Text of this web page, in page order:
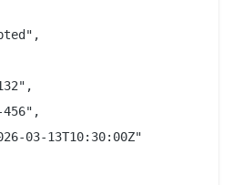
03-13T10:30:00Z"